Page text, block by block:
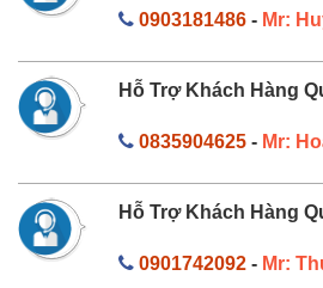
0903181486- Mr:
Hỗ Trợ Khách Hàng
0835904625- Mr:
Hỗ Trợ Khách Hàng
0901742092- Mr: